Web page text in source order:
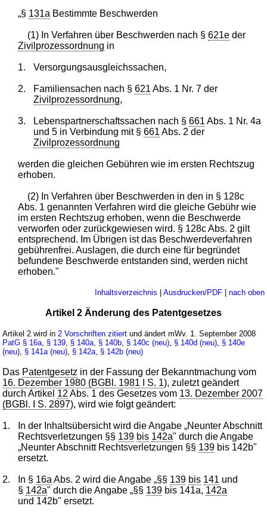
„§ 131a Bestimmte Beschwerden
(1) In Verfahren über Beschwerden nach §621e der
Zivilprozessordnung in
1. Versorgungsausgleichssachen,
2. Familiensachen nach § 621 Abs. 1 Nr. 7 der
Zivilprozessordnung,
3. Lebenspartnerschaftssachen nach § 661 Abs. 1 Nr. 4a
und 5 in Verbindung mit § 661 Abs. 2 der
Zivilprozessordnung
werden die gleichen Gebühren wie im ersten Rechtszug
erhoben.
(2) In Verfahren über Beschwerden in den in § 128c
Abs. 1 genannten Verfahren wird die gleiche Gebühr wie
im ersten Rechtszug erhoben, wenn die Beschwerde
verworfen oder zurückgewiesen wird. § 128c Abs. 2 gilt
entsprechend. Im Übrigen ist das Beschwerdeverfahren
gebührenfrei. Auslagen, die durch eine für begründet
befundene Beschwerde entstanden sind, werden nicht
erhoben."
Inhaltsverzeichnis | Ausdrucken/PDF| nach oben
Artikel 2 Änderung des Patentgesetzes
Artikel 2 wird in 2 Vorschriften zitiert und ändert mWv. 1. September 2008
PatG § 16a § 139 § 140a § 140b § 140c (neu) § 140d (neu) § 140e
(neu) § 141a (neu) § 142a § 142b (neu)
Das Patentgesetz in der Fassung der Bekanntmachung vom
16. Dezember 1980 (BGBl. 1981 I S. 1), zuletzt geändert
durch Artikel 12 Abs. 1 des Gesetzes vom 13. Dezember 2007
(BGBl. I S. 2897), wird wie folgt geändert:
1.
In der Inhaltsübersicht wird die Angabe „Neunter Abschnitt
Rechtsverletzungen §§ 139 bis 142a" durch die Angabe
„Neunter Abschnitt Rechtsverletzungen §§ 139 bis 142b"
ersetzt.
2. In § 16a Abs. 2 wird die Angabe „§§ 139 bis 141 und
§ 142a" durch die Angabe „§§ 139 bis 141a, 142a
und 142b" ersetzt.